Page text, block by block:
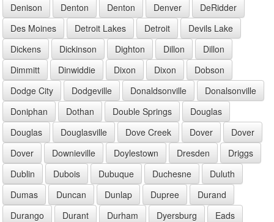
Denison
Denton Denton Denver
DeRidder
Des Moines
Detroit Lakes Detroit
Devils Lake
Dickens
Dickinson Dighton Dillon
Dillon
Dimmitt
Dinwiddie Dixon Dixon
Dobson
Dodge City
Dodgeville Donaldsonville
Donalsonville
Doniphan
Dothan Double Springs
Douglas
Douglas
Douglasville Dove Creek Dover
Dover
Dover
Downieville Doylestown Dresden
Driggs
Dublin
Dubois Dubuque Duchesne
Duluth
Dumas
Duncan Dunlap Dupree
Durand
Durango
Durant Durham Dyersburg
Eads